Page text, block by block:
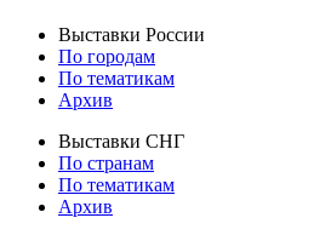
Выставки России
По городам
По тематикам
Архив
Выставки СНГ
По странам
По тематикам
Архив